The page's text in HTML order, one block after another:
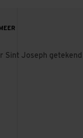
Sint Joseph